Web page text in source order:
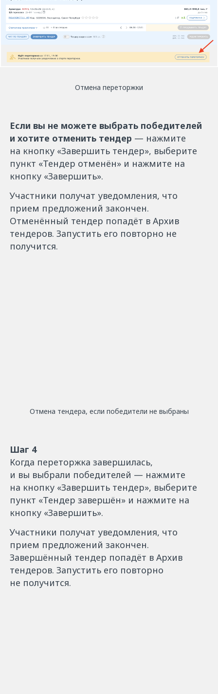
Отмена переторжки
Если вы не можете выбрать победителей
и хотите отменить тендер — нажмите
на кнопку «Завершить тендер», выберите
пункт «Тендер отменён» и нажмите на
кнопку «Завершить».
Участники получат уведомления, что
прием предложений закончен.
Отменённый тендер попадёт в Архив
тендеров. Запустить его повторно не
получится.
Отмена тендера, если победители не выбраны
Шаг 4
Когда переторжка завершилась,
и вы выбрали победителей — нажмите
на кнопку «Завершить тендер», выберите
пункт «Тендер завершён» и нажмите на
кнопку «Завершить».
Участники получат уведомления, что
прием предложений закончен.
Завершённый тендер попадёт в Архив
тендеров. Запустить его повторно
не получится.